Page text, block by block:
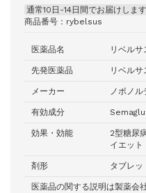
通常10日-14日間でお届けします
商品番号：rybelsus
医薬品名 リベル
先発医薬品 リベルサ
メーカー ノボノ
有効成分
効果・効能
2型糖尿
イエット
剤形 タブレ
医薬品の関する説明は製薬会